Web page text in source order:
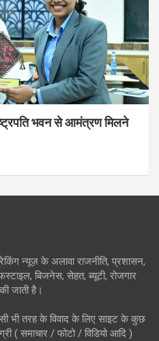
भवन से आमंत्रण मिलने
न्यूज़ के अलावा राजनीति, प्रशासन,
बिजनेस, सेहत, ब्यूटी, रोजगार
जाती है।
भी तरह के विवाद के लिए साइट के कुछ
( समाचार / फोटो / विडियो आदि )